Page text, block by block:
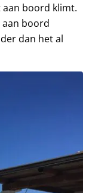
aan boord klimt.
boord
dan het al